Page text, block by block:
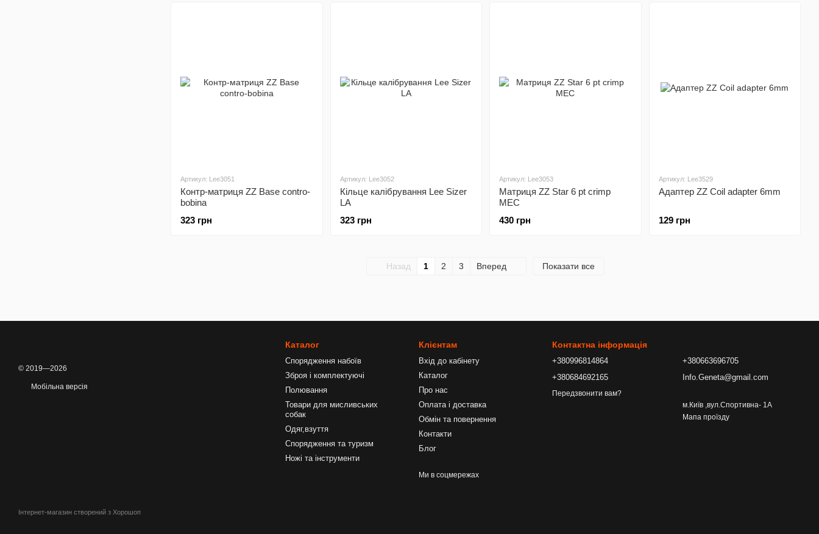
Артикул: Lee3051
Контр-матриця ZZ Base contro-
bobina
323 грн
Артикул: Lee3052
Кільце калібрування Lee Sizer
LA
323 грн
Артикул: Lee3053
Матриця ZZ Star 6 pt crimp
MEC
430 грн
Артикул: Lee3529
Адаптер ZZ Coil adapter 6mm
129 грн
Назад 1 2 3 Вперед Показати все
© 2019—2026
Мобільна версія
Інтернет-магазин створений з Хорошоп
Каталог
Спорядження набоїв
Зброя і комплектуючі
Полювання
Товари для мисливських
собак
Одяг,взуття
Спорядження та туризм
Ножі та інструменти
Клієнтам
Вхід до кабінету
Каталог
Про нас
Оплата і доставка
Обмін та повернення
Контакти
Блог
Ми в соцмережах
Контактна інформація
+380996814864
+380684692165
Передзвонити вам?
+380663696705
Info.Geneta@gmail.com
м.Київ ,вул.Спортивна- 1А
Мапа проїзду